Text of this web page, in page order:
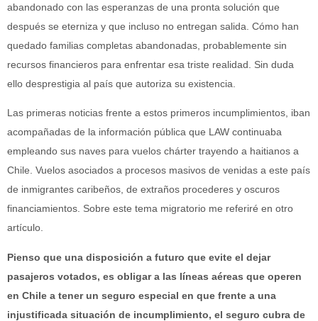
abandonado con las esperanzas de una pronta solución que
después se eterniza y que incluso no entregan salida. Cómo han
quedado familias completas abandonadas, probablemente sin
recursos financieros para enfrentar esa triste realidad. Sin duda
ello desprestigia al país que autoriza su existencia.
Las primeras noticias frente a estos primeros incumplimientos, iban
acompañadas de la información pública que LAW continuaba
empleando sus naves para vuelos chárter trayendo a haitianos a
Chile. Vuelos asociados a procesos masivos de venidas a este país
de inmigrantes caribeños, de extraños procederes y oscuros
financiamientos. Sobre este tema migratorio me referiré en otro
artículo.
Pienso que una disposición a futuro que evite el dejar
pasajeros votados, es obligar a las líneas aéreas que operen
en Chile a tener un seguro especial en que frente a una
injustificada situación de incumplimiento, el seguro cubra de